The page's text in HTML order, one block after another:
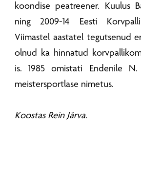
koondise peatreener. Kuulus
ning 2009-14 Eesti
Viimastel aastatel tegutsenud
olnud ka hinnatud
is. 1985 omistati Endenile
meistersportlase nimetus.
Koostas Rein Järva.